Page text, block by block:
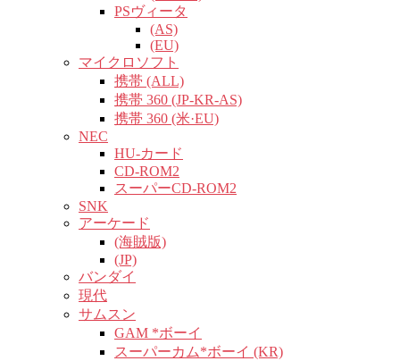
PSヴィータ
(AS)
(EU)
マイクロソフト
携帯 (ALL)
携帯 360 (JP-KR-AS)
携帯 360 (米·EU)
NEC
HU-カード
CD-ROM2
スーパーCD-ROM2
SNK
アーケード
(海賊版)
(JP)
バンダイ
現代
サムスン
GAM *ボーイ
スーパーカム*ボーイ (KR)